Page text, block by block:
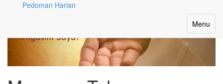
Pedoman Harian
Toggle
Menu